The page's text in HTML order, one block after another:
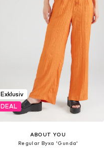
Exklusiv
DEAL
ABOUT YOU
Regular Byxa 'Gunda'